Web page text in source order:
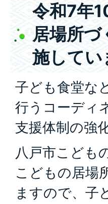
令和7年
居場所づ
施してい
子ども食堂な
行うコーディ
支援体制の強
八戸市こども
こどもの居場
ますので、子